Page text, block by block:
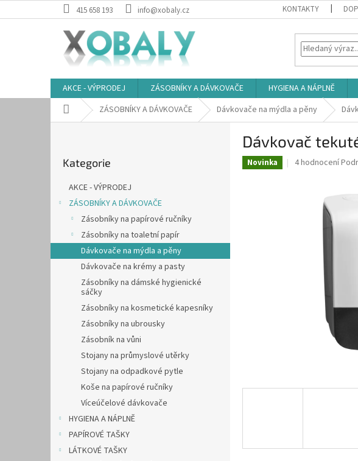
na
415 658 193 info@xobaly.cz KONTAKTY
AKCE - VÝPRODEJ ZÁSOBNÍKY A DÁVKOVAČE HYGIENA A NÁPLNĚ
Domů ZÁSOBNÍKY A DÁVKOVAČE Dávkovače na mýdla a pěny
a
kategorie
Kategorie
AKCE - VÝPRODEJ
ZÁSOBNÍKY A DÁVKOVAČE
Zásobníky na papírové ručníky
Zásobníky na toaletní papír
Dávkovače na mýdla a pěny
Dávkovače na krémy a pasty
Zásobníky na dámské hygienické
sáčky
Zásobníky na kosmetické kapesníky
Zásobníky na ubrousky
Zásobník na vůni
Stojany na průmyslové utěrky
Stojany na odpadkové pytle
Koše na papírové ručníky
Víceúčelové dávkovače
HYGIENA A NÁPLNĚ
PAPÍROVÉ TAŠKY
LÁTKOVÉ TAŠKY
Dávkovač
Novinka
Průměrné
hvězdiček.
4 hodnocení